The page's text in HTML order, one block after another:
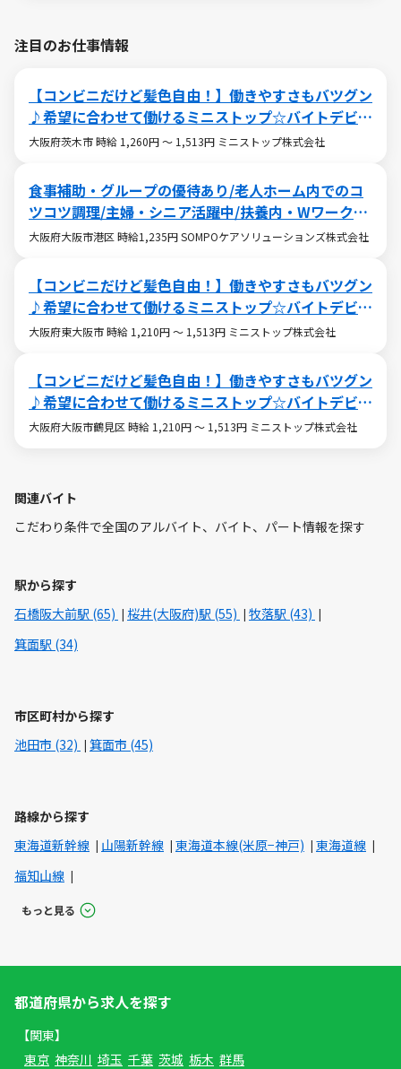
注目のお仕事情報
【コンビニだけど髪色自由！】働きやすさもバツグン
♪希望に合わせて働けるミニストップ☆バイトデビュ
ーも大歓迎です！☆
大阪府茨木市 時給 1,260円 ～ 1,513円 ミニストップ株式会社
食事補助・グループの優待あり/老人ホーム内でのコ
ツコツ調理/主婦・シニア活躍中/扶養内・Wワークも
OK
大阪府大阪市港区 時給1,235円 SOMPOケアソリューションズ株式会社
【コンビニだけど髪色自由！】働きやすさもバツグン
♪希望に合わせて働けるミニストップ☆バイトデビュ
ーも大歓迎です！☆
大阪府東大阪市 時給 1,210円 ～ 1,513円 ミニストップ株式会社
【コンビニだけど髪色自由！】働きやすさもバツグン
♪希望に合わせて働けるミニストップ☆バイトデビュ
ーも大歓迎です！☆
大阪府大阪市鶴見区 時給 1,210円 ～ 1,513円 ミニストップ株式会社
関連バイト
こだわり条件で全国のアルバイト、バイト、パート情報を探す
駅から探す
石橋阪大前駅 (65)
桜井(大阪府)駅 (55)
牧落駅 (43)
箕面駅 (34)
市区町村から探す
池田市 (32)
箕面市 (45)
路線から探す
東海道新幹線
山陽新幹線 東海道本線(米原−神戸)
東海道線
福知山線
もっと見る
都道府県から求人を探す
【関東】
東京 神奈川 埼玉 千葉 茨城 栃木 群馬